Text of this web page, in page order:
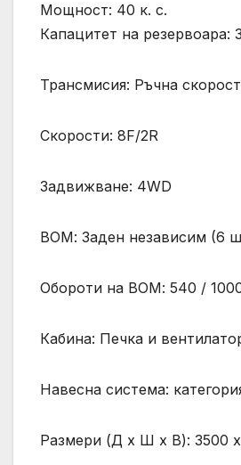
Мощност: 40 к. с.
Капацитет на резервоара:
Трансмисия: Ръчна
Скорости: 8F/2R
Задвижване: 4WD
ВОМ: Заден независим (6
Обороти на ВОМ: 540 /
Кабина: Печка и
Навесна система:
Размери (Д х Ш х В): 3500